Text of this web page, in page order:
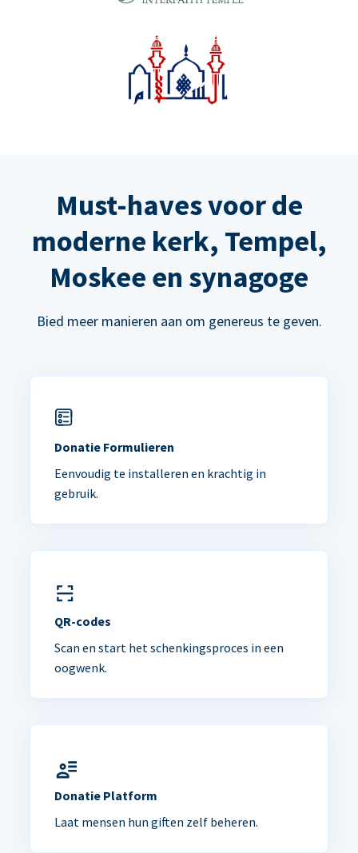
Must-haves voor de
moderne kerk, Tempel,
Moskee en synagoge
Bied meer manieren aan om genereus te geven.
Donatie Formulieren
Eenvoudig te installeren en krachtig in
gebruik.
QR-codes
Scan en start het schenkingsproces in een
oogwenk.
Donatie Platform
Laat mensen hun giften zelf beheren.